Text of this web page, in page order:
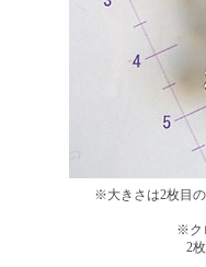
※大きさは2枚目
※ク
2